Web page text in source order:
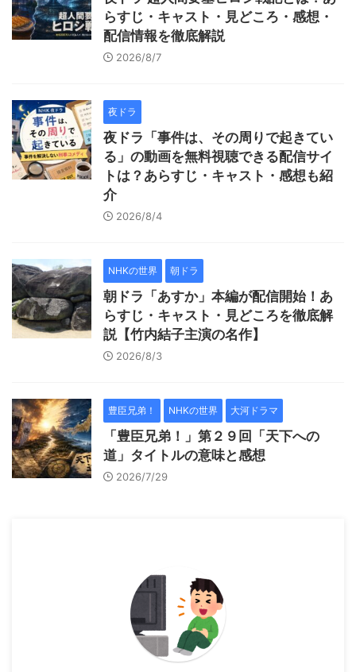
らすじ・キャスト・見どころ・感想・
配信情報を徹底解説
2026/8/7
夜ドラ
夜ドラ「事件は、その周りで起きてい
る」の動画を無料視聴できる配信サイ
トは？あらすじ・キャスト・感想も紹
介
2026/8/4
NHKの世界 朝ドラ
朝ドラ「あすか」本編が配信開始！あ
らすじ・キャスト・見どころを徹底解
説【竹内結子主演の名作】
2026/8/3
豊臣兄弟！ NHKの世界 大河ドラマ
「豊臣兄弟！」第２９回「天下への
道」タイトルの意味と感想
2026/7/29